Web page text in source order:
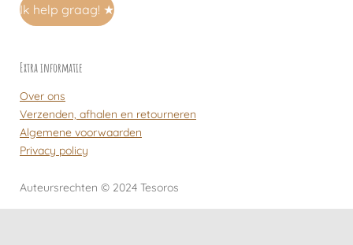
Ik help graag! ★
Extra informatie
Over ons
Verzenden, afhalen en retourneren
Algemene voorwaarden
Privacy policy
Auteursrechten © 2024 Tesoros